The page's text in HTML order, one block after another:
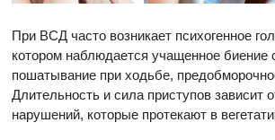
При ВСД часто возникает психогенное
котором наблюдается учащенное биение
пошатывание при ходьбе,
Длительность и сила приступов зависит
нарушений, которые протекают в